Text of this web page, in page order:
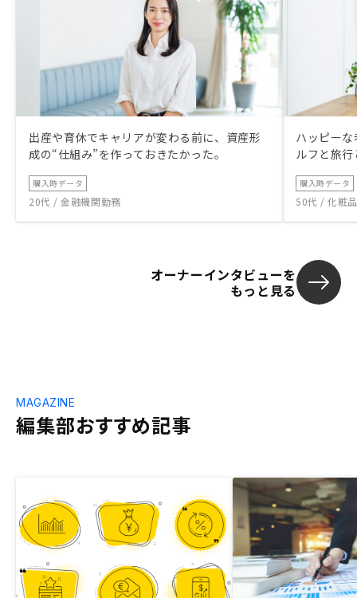
出産や育休でキャリアが変わる前に、資産形
成の“仕組み”を作っておきたかった。
購入時データ
20代 / 金融機関勤務
ハッピー
ルフと旅
購入時データ
50代 / 化粧
オーナーインタビューを
もっと見る
編集部おすすめ記事
MAGAZINE